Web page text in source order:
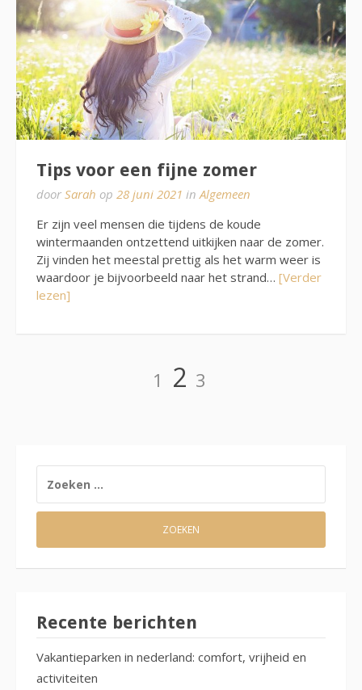
Tips voor een fijne zomer
door Sarah op 28 juni 2021 in Algemeen
Er zijn veel mensen die tijdens de koude
wintermaanden ontzettend uitkijken naar de zomer.
Zij vinden het meestal prettig als het warm weer is
waardoor je bijvoorbeeld naar het strand… [Verder
lezen]
Pagina
1 Pagina
2 Pagina
3
NAAR:
Recente berichten
Vakantieparken in nederland: comfort, vrijheid en
activiteiten